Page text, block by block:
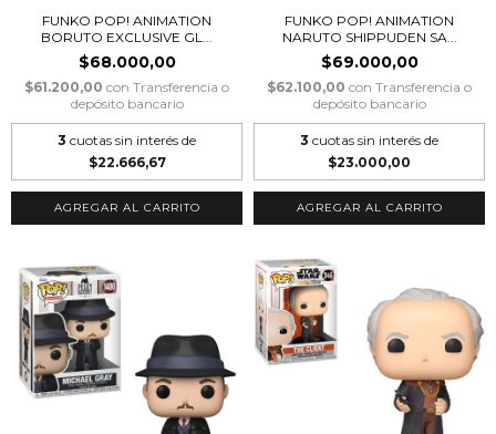
FUNKO POP! ANIMATION
BORUTO EXCLUSIVE GL...
$68.000,00
$61.200,00 con Transferencia o
depósito bancario
3 cuotas sin interés de
$22.666,67
FUNKO POP! ANIMATION
NARUTO SHIPPUDEN SA...
$69.000,00
$62.100,00 con Transferencia o
depósito bancario
3 cuotas sin interés de
$23.000,00